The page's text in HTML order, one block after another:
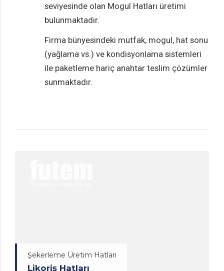
seviyesinde olan Mogul Hatları üretimi
bulunmaktadır.
Firma bünyesindeki mutfak, mogul, hat sonu
(yağlama vs.) ve kondisyonlama sistemleri
ile paketleme hariç anahtar teslim çözümler
sunmaktadır.
Şekerleme Üretim Hatları
Likoriş Hatları